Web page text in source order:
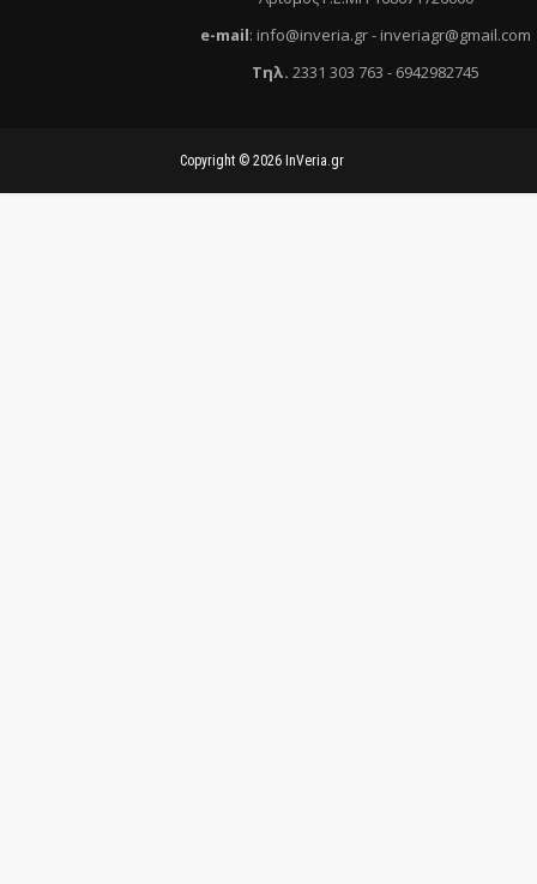
e-mail: info@inveria.gr- inveriagr@gmail.com
Τηλ. 2331 303 763 - 6942982745
Copyright © 2026 InVeria.gr